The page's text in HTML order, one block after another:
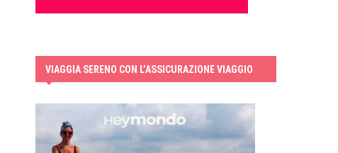
VIAGGIA SERENO CON L’ASSICURAZIONE VIAGGIO